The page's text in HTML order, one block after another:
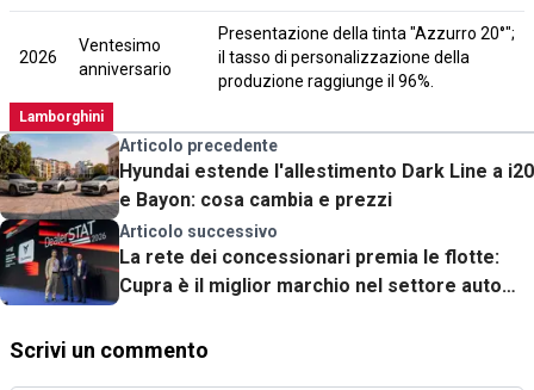
2026
Ventesimo
anniversario
Presentazione della tinta "Azzurro 20°";
il tasso di personalizzazione della
produzione raggiunge il 96%.
Lamborghini
Articolo precedente
Hyundai estende l'allestimento Dark Line a i20
e Bayon: cosa cambia e prezzi
Articolo successivo
La rete dei concessionari premia le flotte:
Cupra è il miglior marchio nel settore auto
Scrivi un commento